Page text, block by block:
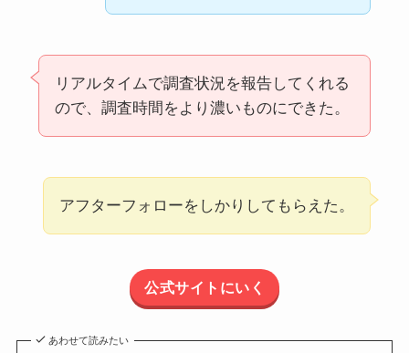
リアルタイムで調査状況を報告してくれる
ので、調査時間をより濃いものにできた。
アフターフォローをしかりしてもらえた。
公式サイトにいく
あわせて読みたい